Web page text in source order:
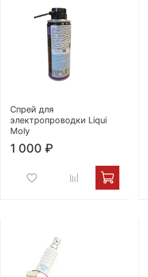
Спрей для
электропроводки Liqui
Moly
1 000 ₽